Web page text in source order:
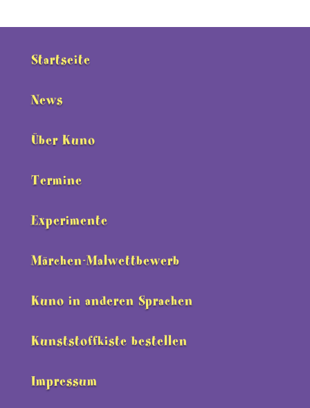
Startseite
News
Über Kuno
Termine
Experimente
Märchen-Malwettbewerb
Kuno in anderen Sprachen
Kunststoffkiste bestellen
Impressum